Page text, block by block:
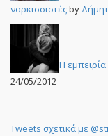
ναρκισσιστέςby
Η
24/05/2012
Tweets σχετικά με